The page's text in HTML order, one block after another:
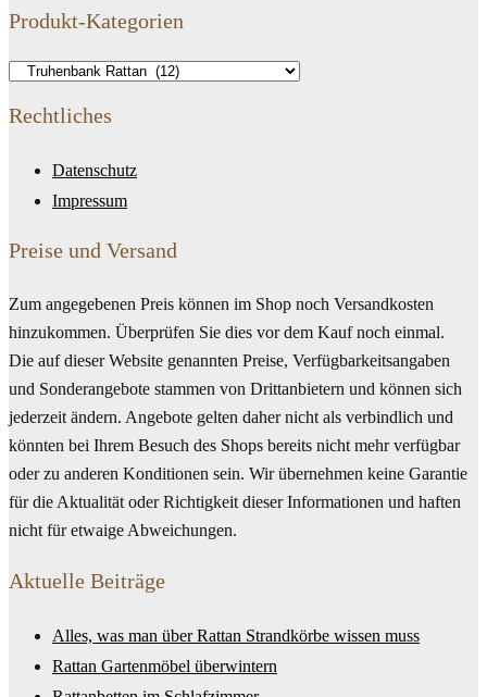
Produkt-Kategorien
Rechtliches
Datenschutz
Impressum
Preise und Versand
Zum angegebenen Preis können im Shop noch Versandkosten
hinzukommen. Überprüfen Sie dies vor dem Kauf noch einmal.
Die auf dieser Website genannten Preise, Verfügbarkeitsangaben
und Sonderangebote stammen von Drittanbietern und können sich
jederzeit ändern. Angebote gelten daher nicht als verbindlich und
könnten bei Ihrem Besuch des Shops bereits nicht mehr verfügbar
oder zu anderen Konditionen sein. Wir übernehmen keine Garantie
für die Aktualität oder Richtigkeit dieser Informationen und haften
nicht für etwaige Abweichungen.
Aktuelle Beiträge
Alles, was man über Rattan Strandkörbe wissen muss
Rattan Gartenmöbel überwintern